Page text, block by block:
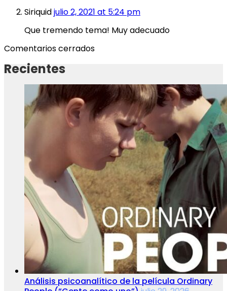
Siriquidjulio 2, 2021 at 5:24 pm
Que tremendo tema! Muy adecuado
Comentarios cerrados
Recientes
Análisis psicoanalítico de la película Ordinary